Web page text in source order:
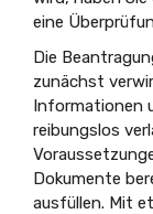
eine
Die
zunächst
Informationen
reibungslos
Dokumente
ausfüllen. Mit